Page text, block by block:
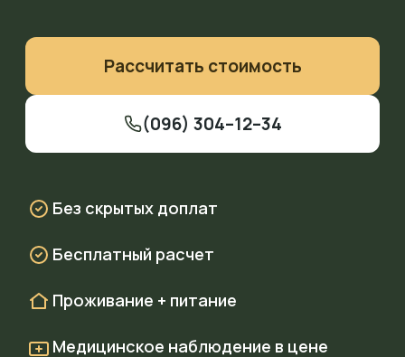
Рассчитать стоимость
(096) 304–12–34
Без скрытых доплат
Бесплатный расчет
Проживание + питание
Медицинское наблюдение в цене